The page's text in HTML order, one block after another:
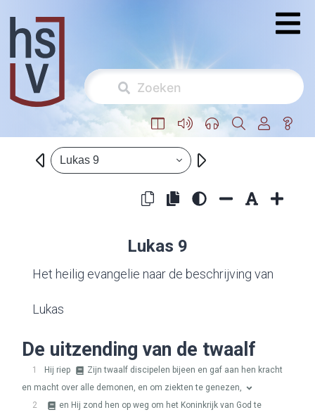
Lukas 9
Lukas 9
Het heilig evangelie naar de beschrijving van
Lukas
De uitzending van de twaalf
1 Hij riep
Zijn twaalf discipelen bijeen en gaf aan hen kracht
en macht over alle demonen, en om ziekten te genezen,
2
en Hij zond hen op weg om het Koninkrijk van God te